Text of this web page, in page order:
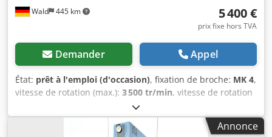
Wald 445 km 5 400 €
prix fixe hors TVA
Demander Appel
État: prêt à l'emploi (d'occasion), fixation de broche: MK 4,
vitesse de rotation (max.): 3 500 tr/min, vitesse de rotation
, profondeur de col de cygne:
Alzmetall AB 35 / S – Perceuse à colonne Course de la
broche : 180 mm Portée : 300 mm Cône : MK 4 Mandrin : 3-
Annonce